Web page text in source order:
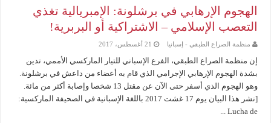
الهجوم الإرهابي في برشلونة: الإمبريالية تغذي
التعصب الإسلامي – الاشتراكية أو البربرية!
منظمة الصراع الطبقي - إسبانيا 21 أغسطس، 2017
إن منظمة الصراع الطبقي، الفرع الإسباني للتيار الماركسي الأممي، تدين
بشدة الهجوم الإرهابي الإجرامي الذي قام به أعضاء من داعش في برشلونة.
وهو الهجوم الذي أسفر حتى الآن عن مقتل 13 شخصا وإصابة أكثر من مائة.
[نشر هذا البيان يوم 17 غشت 2017 باللغة الإسبانية في الصحيفة الماركسية:
Lucha de ...